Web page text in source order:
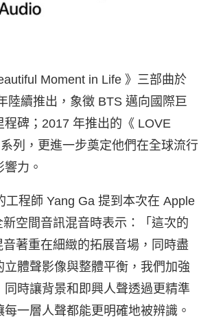
Moment in Life 》三部曲於
陸續推出，象徵 BTS 邁向國際巨
程碑；2017 年推出的《 LOVE
列， 更進一步奠定他們在全球流行
力。
工程師 Yang Ga 提到本次在 Apple
空間音訊混音時表示：「這次的
著重在細緻的拓展音場， 同時盡
體聲影像與整體平衡， 我們加強
同時讓背景和即興人聲透過更精準
每一層人聲都能更明確地被辨識。